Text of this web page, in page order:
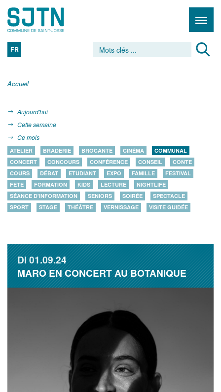
FR
Accueil
Aujourd'hui
Cette semaine
Ce mois
ATELIER BRADERIE BROCANTE CINÉMA
COMMUNAL
CONCERT
CONCOURS CONFÉRENCE CONSEIL
CONTE
COURS
DÉBAT ETUDIANT EXPO FAMILLE
FESTIVAL
FÊTE
FORMATION KIDS LECTURE
NIGHTLIFE
SÉANCE D'INFORMATION
SENIORS SOIRÉE
SPECTACLE
SPORT
STAGE THÉÂTRE VERNISSAGE VISITE GUIDÉE
DI01.09.24
MARO EN CONCERT AU BOTANIQUE